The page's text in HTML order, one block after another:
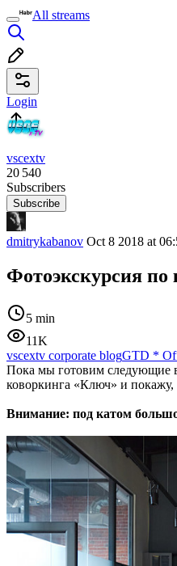
All streams
Login
vscextv
20 540
Subscribers
Subscribe
dmitrykabanov Oct 8 2018 at
Фотоэкскурсия
5 min
11K
vscextv corporate blogGTD *
Пока мы готовим следующие
коворкинга «Ключ» и покажу,
Внимание: под катом